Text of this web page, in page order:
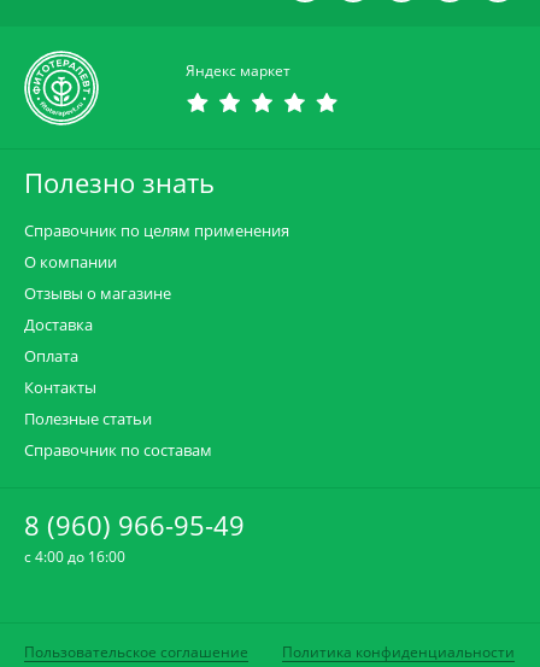
Яндекс маркет
Полезно знать
Справочник по целям применения
О компании
Отзывы о магазине
Доставка
Оплата
Контакты
Полезные статьи
Справочник по составам
8 (960) 966-95-49
c 4:00 до 16:00
Пользовательское соглашение Политика конфиденциальности